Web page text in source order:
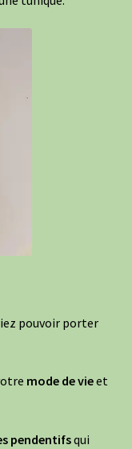
pouvoir porter
mode de vieet
pendentifsqui